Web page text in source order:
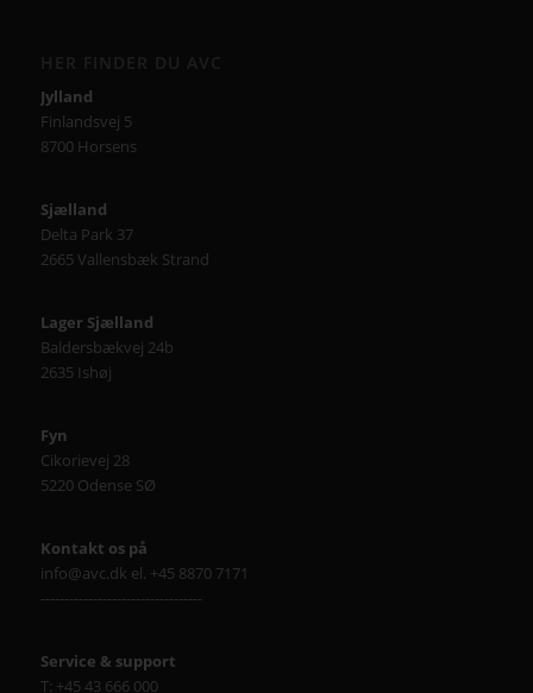
Jylland
Finlandsvej 5
8700 Horsens
Sjælland
Delta Park 37
2665 Vallensbæk Strand
Lager Sjælland
Baldersbækvej 24b
2635 Ishøj
Fyn
Cikorievej 28
5220 Odense SØ
Kontakt os på
info@avc.dk el. +45 8870 7171
----------------------------------
Service & support
T: +45 43 666 000